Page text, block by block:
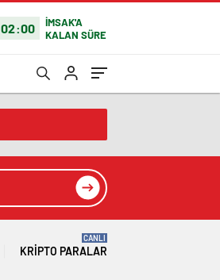
02:00
İMSAK'A
KALAN SÜRE
KRIPTO PARALAR
CANLI